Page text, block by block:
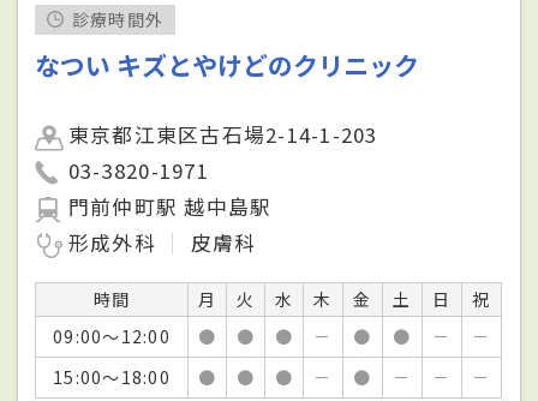
診療時間外
なつい キズとやけどのクリニック
東京都江東区古石場2-14-1-203
03-3820-1971
門前仲町駅 越中島駅
形成外科
皮膚科
時間 月 火 水 木 金 土 日
祝
09:00～12:00
● ● ● － ● ● －
－
15:00～18:00
● ● ● － ● － － －